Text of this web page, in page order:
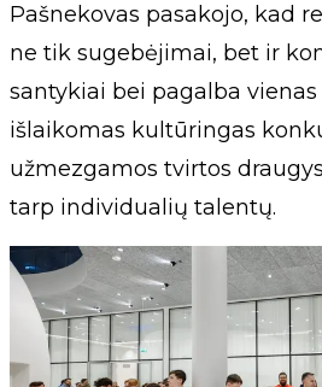
Pašnekovas pasakojo, kad
ne tik sugebėjimai, bet ir
santykiai bei pagalba
išlaikomas kultūringas
užmezgamos tvirtos
tarp individualių talentų.